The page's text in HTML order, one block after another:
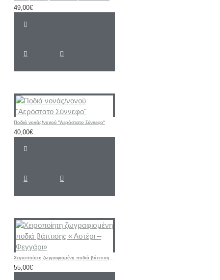
49,00€
Ποδιά νονάς/νονού "Αερόστατο Σύννεφο"
40,00€
Χειροποίητη ζωγραφισμένη ποδιά βάπτισης « Αστέρι – Φεγγάρι»
55,00€